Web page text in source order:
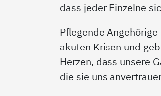
dass jeder Einzelne
Pflegende
akuten Krisen und
Herzen, dass unsere
die sie uns